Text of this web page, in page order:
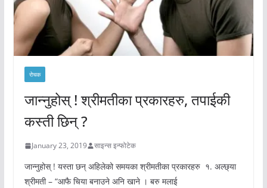
रोचक
जान्नुहोस् ! श्रीमतीका प्रकारहरु, तपाईकी
कस्ती छिन् ?
January 23, 2019 साइन्स इन्फोटेक
जान्नुहोस् ! यस्ता छन् अहिलेको समयका श्रीमतीका प्रकारहरु १. अल्छ्या
श्रीमती – “आफै चिया बनाउने अनि खाने । बरु मलाई